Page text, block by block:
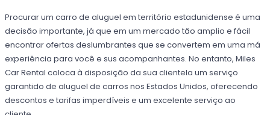
Procurar um carro de aluguel em território estadunidense é uma
decisão importante, já que em um mercado tão amplio e fácil
encontrar ofertas deslumbrantes que se convertem em uma má
experiência para você e sus acompanhantes. No entanto, Miles
Car Rental coloca à disposição da sua clientela um serviço
garantido de aluguel de carros nos Estados Unidos, oferecendo
descontos e tarifas imperdíveis e um excelente serviço ao